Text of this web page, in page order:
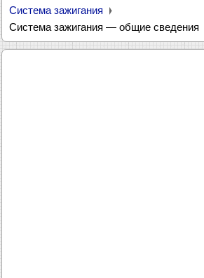
Система зажигания
Система зажигания — общие сведения